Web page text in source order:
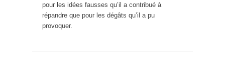
pour les idées fausses qu’il a contribué à
répandre que pour les dégâts qu’il a pu
provoquer.